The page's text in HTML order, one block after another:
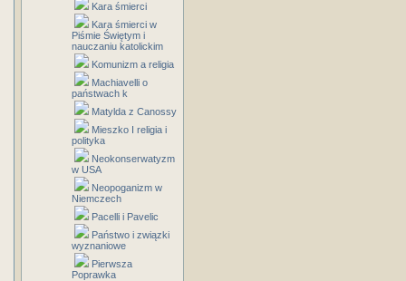
Kara śmierci
Kara śmierci w
Piśmie Świętym i
nauczaniu katolickim
Komunizm a religia
Machiavelli o
państwach k
Matylda z Canossy
Mieszko I religia i
polityka
Neokonserwatyzm
w USA
Neopoganizm w
Niemczech
Pacelli i Pavelic
Państwo i związki
wyznaniowe
Pierwsza
Poprawka